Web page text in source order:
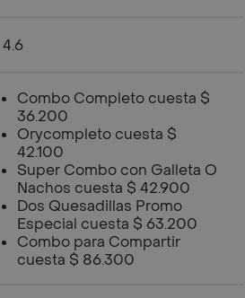
4.6
Combo Completo cuesta $
36.200
Orycompleto cuesta $
42.100
Super Combo con Galleta O
Nachos cuesta $ 42.900
Dos Quesadillas Promo
Especial cuesta $ 63.200
Combo para Compartir
cuesta $ 86.300